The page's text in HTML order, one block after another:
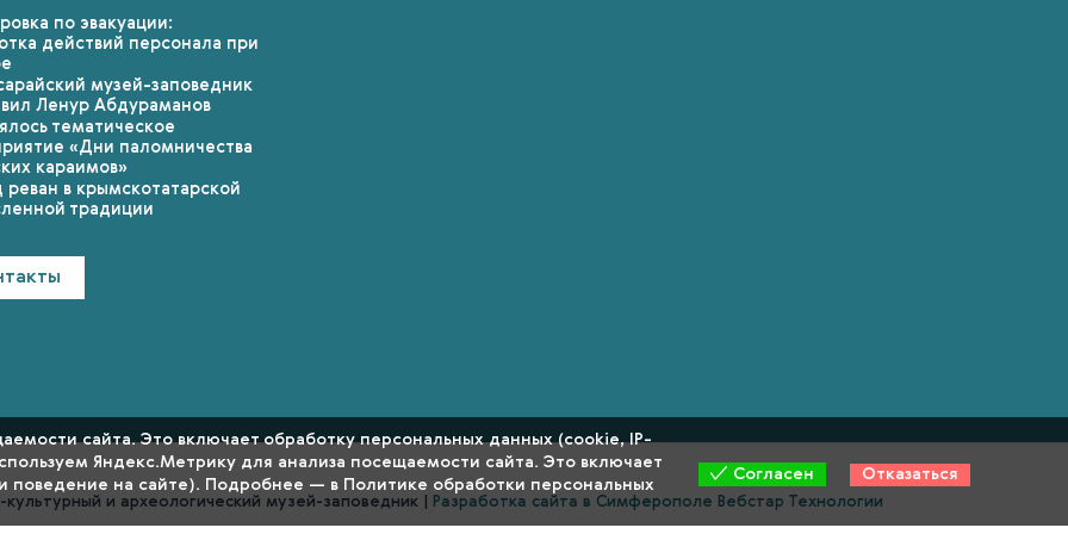
по эвакуации:
действий персонала при
музей-заповедник
Ленур Абдураманов
тематическое
«Дни паломничества
караимов»
в крымскотатарской
традиции
и археологический музей-заповедник | Разработка сайта в Симферополе Вебстар Технологии
сайта. Это включает обработку персональных данных (cookie, IP-
Яндекс.Метрику для анализа посещаемости сайта. Это включает
поведение на сайте). Подробнее — в Политике обработки персональных
Согласен Отказаться